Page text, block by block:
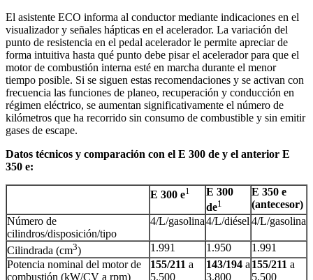
El asistente ECO informa al conductor mediante indicaciones en el
visualizador y señales hápticas en el acelerador. La variación del
punto de resistencia en el pedal acelerador le permite apreciar de
forma intuitiva hasta qué punto debe pisar el acelerador para que el
motor de combustión interna esté en marcha durante el menor
tiempo posible. Si se siguen estas recomendaciones y se activan con
frecuencia las funciones de planeo, recuperación y conducción en
régimen eléctrico, se aumentan significativamente el número de
kilómetros que ha recorrido sin consumo de combustible y sin emitir
gases de escape.
Datos técnicos y comparación con el E 300 de y el anterior E
350 e:
E 300 e1
E 300
de1
E 350 e
(antecesor)
Número de
cilindros/disposición/tipo
4/L/gasolina4/L/diésel 4/L/gasolina
Cilindrada (cm3) 1.991 1.950
1.991
Potencia nominal del motor de
combustión (kW/CV a rpm)
155/211 a
5.500
143/194 a
3.800
155/211 a
5.500